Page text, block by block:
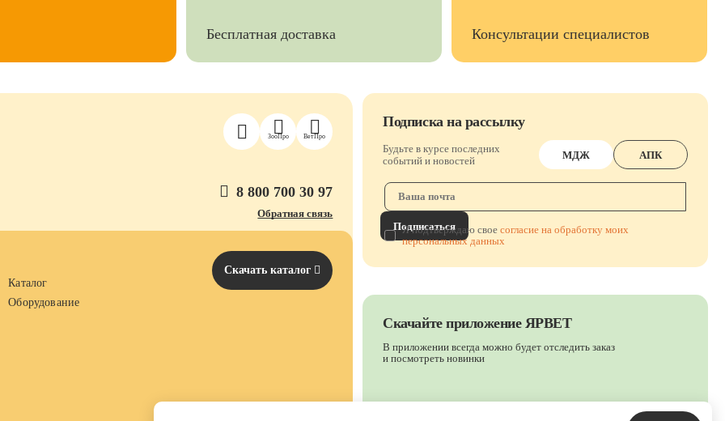
Бесплатная доставка Консультации специалистов
ЗооПро ВетПро
8 800 700 30 97
Обратная связь
Каталог
Оборудование
Скачать каталог
Подписка на рассылку
Будьте в курсе последних
событий и новостей
МДЖ АПК
Подписаться
Я подтверждаю своесогласие на обработку моих
персональных данных
Скачайте приложение ЯРВЕТ
В приложении всегда можно будет отследить заказ
и посмотреть новинки